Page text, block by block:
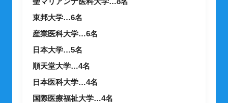
東邦大学…6名
産業医科大学…6名
日本大学…5名
順天堂大学…4名
日本医科大学…4名
国際医療福祉大学…4名